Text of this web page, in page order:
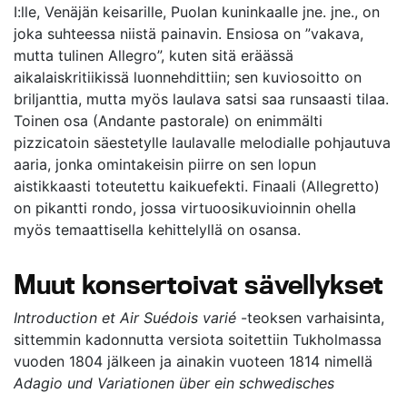
I:lle, Venäjän keisarille, Puolan kuninkaalle jne. jne., on
joka suhteessa niistä painavin. Ensiosa on ”vakava,
mutta tulinen Allegro”, kuten sitä eräässä
aikalaiskritiikissä luonnehdittiin; sen kuviosoitto on
briljanttia, mutta myös laulava satsi saa runsaasti tilaa.
Toinen osa (Andante pastorale) on enimmälti
pizzicatoin säestetylle laulavalle melodialle pohjautuva
aaria, jonka omintakeisin piirre on sen lopun
aistikkaasti toteutettu kaikuefekti. Finaali (Allegretto)
on pikantti rondo, jossa virtuoosikuvioinnin ohella
myös temaattisella kehittelyllä on osansa.
Muut konsertoivat sävellykset
Introduction et Air Suédois varié -teoksen varhaisinta,
sittemmin kadonnutta versiota soitettiin Tukholmassa
vuoden 1804 jälkeen ja ainakin vuoteen 1814 nimellä
Adagio und Variationen über ein schwedisches